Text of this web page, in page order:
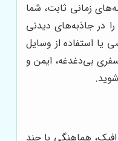
زمانی ثابت، شما
در جاذبه‌های دیدنی
یا استفاده از وسایل
بی‌دغدغه، ایمن و
هماهنگی با چند